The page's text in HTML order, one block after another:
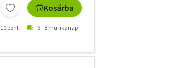
Kosárba
10 pont 6 - 8 munkanap